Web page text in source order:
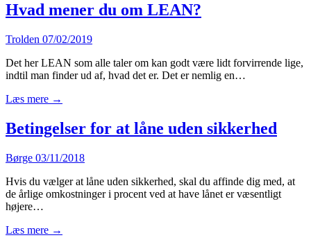
Hvad mener du om LEAN?
Trolden 07/02/2019
Det her LEAN som alle taler om kan godt være lidt forvirrende lige,
indtil man finder ud af, hvad det er. Det er nemlig en…
Læs mere →
Betingelser for at låne uden sikkerhed
Børge 03/11/2018
Hvis du vælger at låne uden sikkerhed, skal du affinde dig med, at
de årlige omkostninger i procent ved at have lånet er væsentligt
højere…
Læs mere →